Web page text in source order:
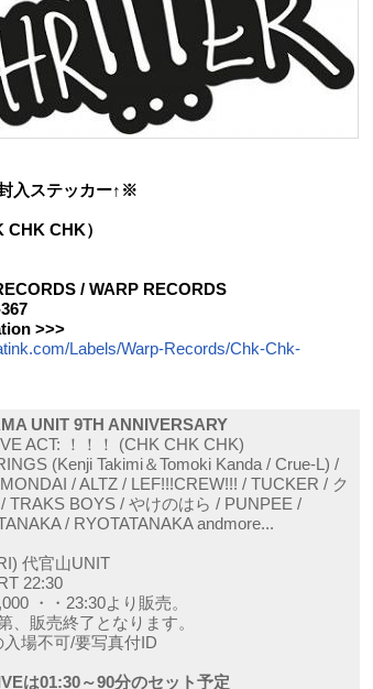
入ステッカー↑※
CHK CHK）
/ WARP RECORDS
>>>
Labels/Warp-Records/Chk-Chk-
UNIT 9TH ANNIVERSARY
ACT: ！！！ (CHK CHK CHK)
(Kenji Takimi＆Tomoki Kanda / Crue-L) /
/ ALTZ / LEF!!!CREW!!! / TUCKER / ク
TRAKS BOYS / やけのはら / PUNPEE /
/ RYOTATANAKA andmore...
代官山UNIT
22:30
・・23:30より販売。
、販売終了となります。
場不可/要写真付ID
は01:30～90分のセット予定